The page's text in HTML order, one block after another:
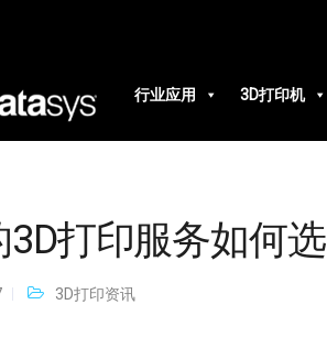
行业应用
3D打印机
打印服务如何选
3D打印资讯